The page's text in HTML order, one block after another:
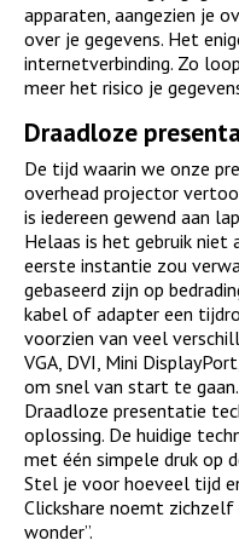
apparaten, aangezien je
over je gegevens. Het
internetverbinding. Zo
meer het risico je
Draadloze
De tijd waarin we onze
overhead projector
is iedereen gewend aan
Helaas is het gebruik
eerste instantie zou
gebaseerd zijn op
kabel of adapter een
voorzien van veel
VGA, DVI, Mini
om snel van start te gaan.
Draadloze presentatie
oplossing. De huidige
met één simpele druk op
Stel je voor hoeveel tijd
Clickshare noemt
wonder”.